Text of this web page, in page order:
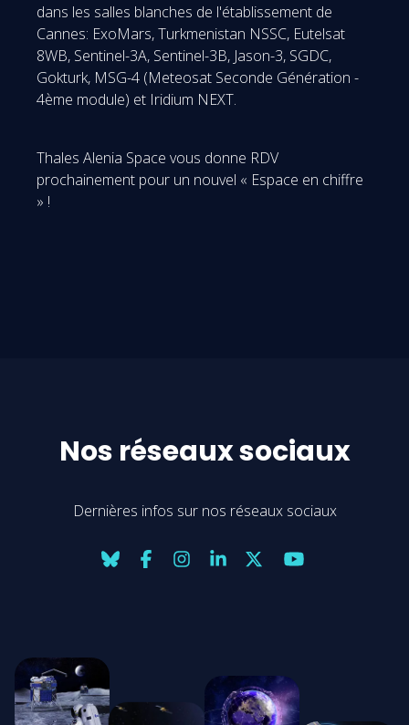
dans les salles blanches de l'établissement de
Cannes: ExoMars, Turkmenistan NSSC, Eutelsat
8WB, Sentinel-3A, Sentinel-3B, Jason-3, SGDC,
Gokturk, MSG-4 (Meteosat Seconde Génération -
4ème module) et Iridium NEXT.
Thales Alenia Space vous donne RDV
prochainement pour un nouvel « Espace en chiffre
» !
Nos réseaux sociaux
Dernières infos sur nos réseaux sociaux